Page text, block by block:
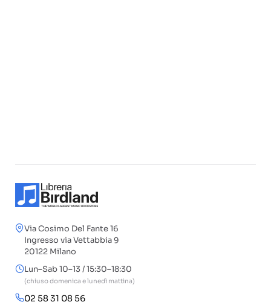
Via Cosimo Del Fante 16
Ingresso via Vettabbia 9
20122 Milano
Lun–Sab 10–13 / 15:30–18:30
(chiuso domenica e lunedì mattina)
02 58 31 08 56